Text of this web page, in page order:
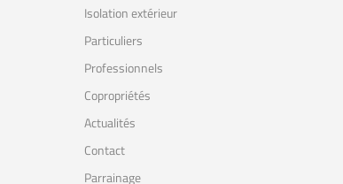
Isolation extérieur
Particuliers
Professionnels
Copropriétés
Actualités
Contact
Parrainage